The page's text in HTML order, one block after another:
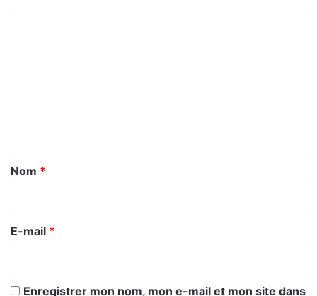
a
e
Nom *
E-mail *
Enregistrer mon nom, mon e-mail et mon site dans